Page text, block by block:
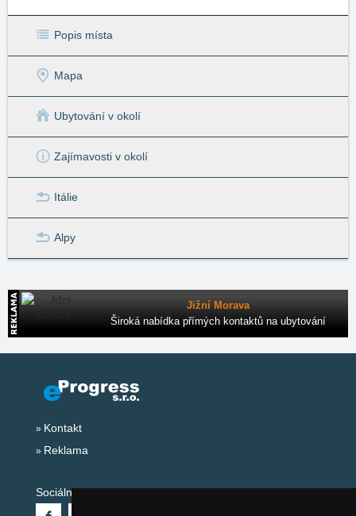
Popis místa
Mapa
Ubytování v okolí
Zajímavosti v okolí
Itálie
Alpy
Jižní Morava
Široká nabídka přímých kontaktů na ubytování
Kontakt
Reklama
Sociální sítě: